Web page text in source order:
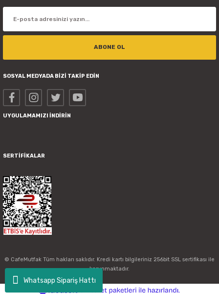
Whatsapp Sipariş Hattı
ABONE OL
SOSYAL MEDYADA BİZİ TAKİP EDİN
UYGULAMAMIZI İNDİRİN
SERTİFİKALAR
© CafeMutfak Tüm hakları saklıdır. Kredi kartı bilgileriniz 256bit SSL sertifikası ile
korunmaktadır.
e-